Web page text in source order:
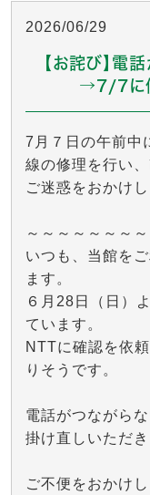
2026/06/29
【お詫び】電
→7/7に
7月７日の午前中
線の修理を行い、
ご迷惑をおかけし
～～～～～～～
いつも、当館を
ます。
６月28日（日）
ています。
NTTに確認を依
りそうです。
電話がつながら
掛け直しいただ
ご不便をおかけ